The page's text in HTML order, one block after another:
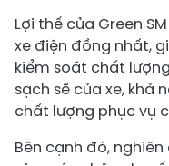
Lợi thế của Green
xe điện đồng nhất,
kiểm soát chất
sạch sẽ của xe, khả
chất lượng phục vụ
Bên cạnh đó,